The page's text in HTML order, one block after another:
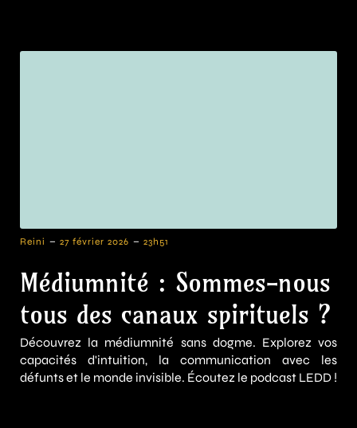
Reini - 27 février 2026 - 23h51
Médiumnité : Sommes-nous
tous des canaux spirituels ?
Découvrez la médiumnité sans dogme. Explorez vos
capacités d'intuition, la communication avec les
défunts et le monde invisible. Écoutez le podcast LEDD !